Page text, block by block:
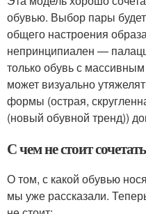
обувью. Выбор пары
общего настроения
непринципиален —
только обувь с
может визуально
формы (острая,
(новый обувной тренд))
С чем не стоит сочетать
О том, с какой обувью
мы уже рассказали.